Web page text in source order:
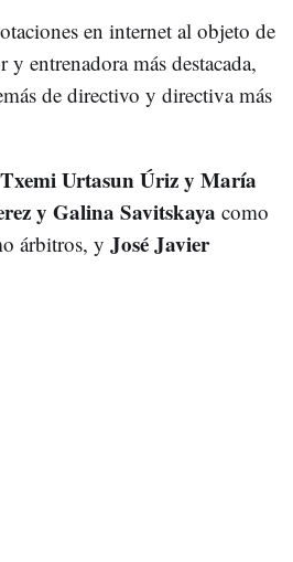
en internet al objeto de
entrenadora más destacada,
de directivo y directiva más
Txemi Urtasun Úriz y María
y Galina Savitskaya como
árbitros, y José Javier